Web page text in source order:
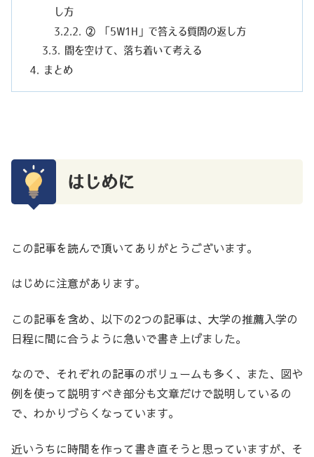
し方
② 「5W1H」で答える質問の返し方
間を空けて、落ち着いて考える
まとめ
はじめに
この記事を読んで頂いてありがとうございます。
はじめに注意があります。
この記事を含め、以下の2つの記事は、大学の推薦入学の
日程に間に合うように急いで書き上げました。
なので、それぞれの記事のボリュームも多く、また、図や
例を使って説明すべき部分も文章だけで説明しているの
で、わかりづらくなっています。
近いうちに時間を作って書き直そうと思っていますが、そ